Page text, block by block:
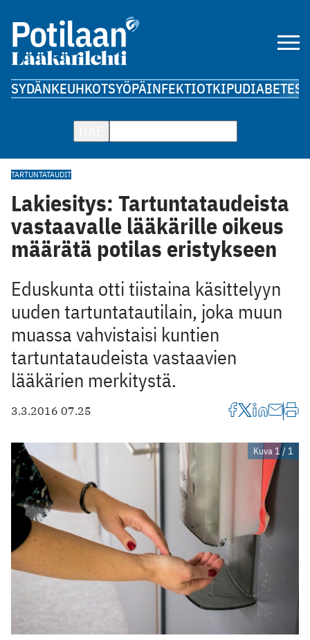
SYDÄNKEUHKOTSYÖPÄINFEKTIOTKIPUDIABETES
TARTUNTATAUDIT
Lakiesitys: Tartuntataudeista
vastaavalle lääkärille oikeus
määrätä potilas eristykseen
Eduskunta otti tiistaina käsittelyyn
uuden tartuntatautilain, joka muun
muassa vahvistaisi kuntien
tartuntataudeista vastaavien
lääkärien merkitystä.
3.3.2016 07.25
Kuva 1 / 1